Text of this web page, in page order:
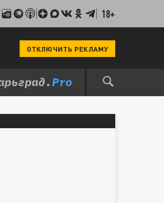
18+
ОТКЛЮЧИТЬ РЕКЛАМУ